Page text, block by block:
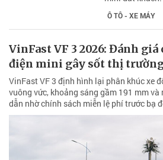
Ô TÔ - XE MÁY
VinFast VF 3 2026: Đánh
điện mini gây sốt thị
VinFast VF 3 định hình lại phân khúc xe
vuông vức, khoảng sáng gầm 191 mm
dẫn nhờ chính sách miễn lệ phí trước bạ